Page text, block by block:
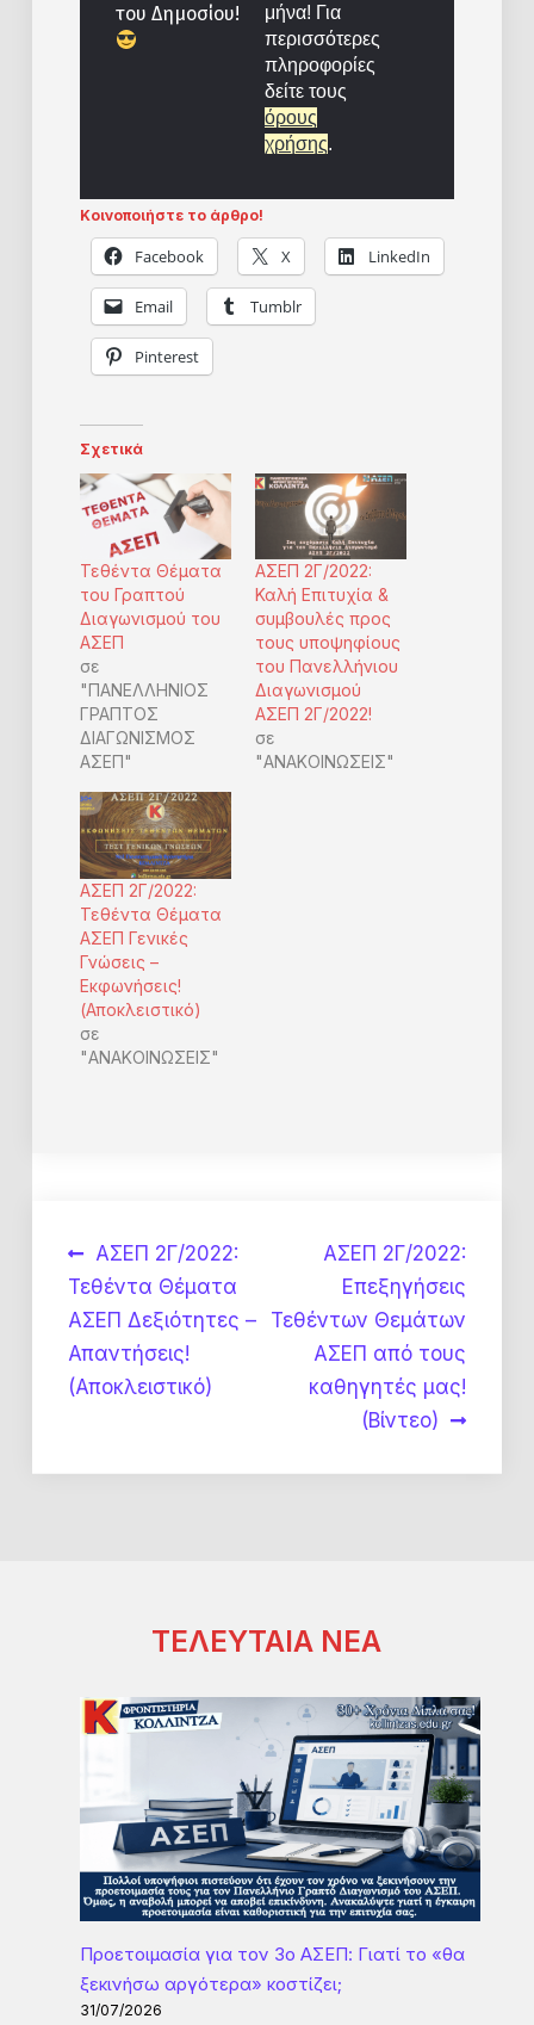
του Δημοσίου!
μήνα! Για
περισσότερες
πληροφορίες
δείτε τους
όρους
χρήσης.
Κοινοποιήστε το άρθρο!
Facebook X LinkedIn
Email Tumblr
Pinterest
Σχετικά
Τεθέντα Θέματα
του Γραπτού
Διαγωνισμού του
ΑΣΕΠ
σε
"ΠΑΝΕΛΛΗΝΙΟΣ
ΓΡΑΠΤΟΣ
ΔΙΑΓΩΝΙΣΜΟΣ
ΑΣΕΠ"
ΑΣΕΠ 2Γ/2022:
Καλή Επιτυχία &
συμβουλές προς
τους υποψηφίους
του Πανελλήνιου
Διαγωνισμού
ΑΣΕΠ 2Γ/2022!
σε
"ΑΝΑΚΟΙΝΩΣΕΙΣ"
ΑΣΕΠ 2Γ/2022:
Τεθέντα Θέματα
ΑΣΕΠ Γενικές
Γνώσεις –
Εκφωνήσεις!
(Αποκλειστικό)
σε
"ΑΝΑΚΟΙΝΩΣΕΙΣ"
Πλοήγηση
άρθρων
ΑΣΕΠ 2Γ/2022:
Τεθέντα Θέματα
ΑΣΕΠ Δεξιότητες –
Απαντήσεις!
(Αποκλειστικό)
ΑΣΕΠ 2Γ/2022:
Επεξηγήσεις
Τεθέντων Θεμάτων
ΑΣΕΠ από τους
καθηγητές μας!
(Βίντεο)
ΤΕΛΕΥΤΑΙΑ ΝΕΑ
Προετοιμασία για τον 3ο ΑΣΕΠ: Γιατί το «θα
ξεκινήσω αργότερα» κοστίζει;
31/07/2026